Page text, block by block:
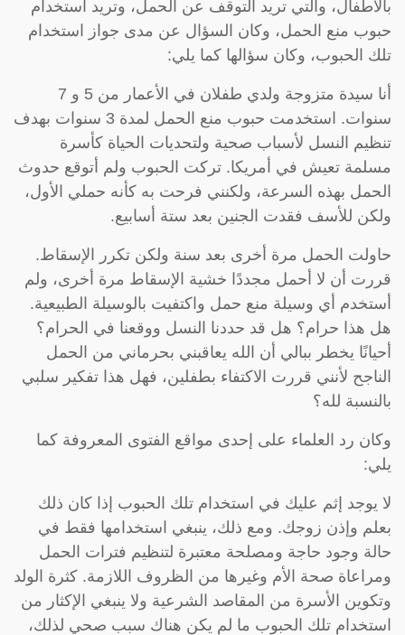
بالأطفال، والتي تريد التوقف عن الحمل، وتريد استخدام
حبوب منع الحمل، وكان السؤال عن مدى جواز استخدام
تلك الحبوب، وكان سؤالها كما يلي:
أنا سيدة متزوجة ولدي طفلان في الأعمار من 5 و 7
سنوات. استخدمت حبوب منع الحمل لمدة 3 سنوات بهدف
تنظيم النسل لأسباب صحية ولتحديات الحياة كأسرة
مسلمة تعيش في أمريكا. تركت الحبوب ولم أتوقع حدوث
الحمل بهذه السرعة، ولكنني فرحت به كأنه حملي الأول،
ولكن للأسف فقدت الجنين بعد ستة أسابيع.
حاولت الحمل مرة أخرى بعد سنة ولكن تكرر الإسقاط.
قررت أن لا أحمل مجددًا خشية الإسقاط مرة أخرى، ولم
أستخدم أي وسيلة منع حمل واكتفيت بالوسيلة الطبيعية.
هل هذا حرام؟ هل قد حددنا النسل ووقعنا في الحرام؟
أحيانًا يخطر ببالي أن الله يعاقبني بحرماني من الحمل
الناجح لأنني قررت الاكتفاء بطفلين، فهل هذا تفكير سلبي
بالنسبة لله؟
وكان رد العلماء على إحدى مواقع الفتوى المعروفة كما
يلي:
لا يوجد إثم عليك في استخدام تلك الحبوب إذا كان ذلك
بعلم وإذن زوجك. ومع ذلك، ينبغي استخدامها فقط في
حالة وجود حاجة ومصلحة معتبرة لتنظيم فترات الحمل
ومراعاة صحة الأم وغيرها من الظروف اللازمة. كثرة الولد
وتكوين الأسرة من المقاصد الشرعية ولا ينبغي الإكثار من
استخدام تلك الحبوب ما لم يكن هناك سبب صحي لذلك،